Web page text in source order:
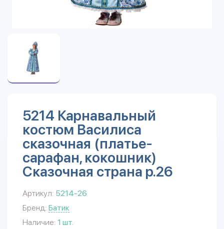
5214 Карнавальный
костюм Василиса
сказочная (платье-
сарафан, кокошник)
Сказочная страна р.26
Артикул: 5214-26
Бренд: Батик
Наличие: 1 шт.